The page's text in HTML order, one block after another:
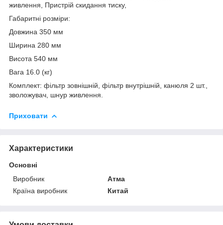
живлення, Пристрій скидання тиску,
Габаритні розміри:
Довжина 350 мм
Ширина 280 мм
Висота 540 мм
Вага 16.0 (кг)
Комплект: фільтр зовнішній, фільтр внутрішній, канюля 2 шт.,
зволожувач, шнур живлення.
Приховати
Характеристики
Основні
Виробник
Атма
Країна виробник
Китай